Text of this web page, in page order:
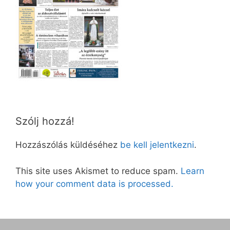
Szólj hozzá!
Hozzászólás küldéséhez be kell jelentkezni.
This site uses Akismet to reduce spam. Learn
how your comment data is processed.